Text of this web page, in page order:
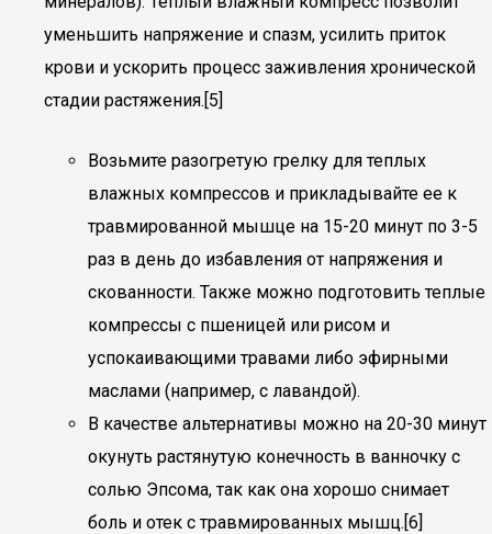
уменьшить напряжение и спазм, усилить приток
крови и ускорить процесс заживления хронической
стадии растяжения.[5]
Возьмите разогретую грелку для теплых
влажных компрессов и прикладывайте ее к
травмированной мышце на 15-20 минут по 3-5
раз в день до избавления от напряжения и
скованности. Также можно подготовить теплые
компрессы с пшеницей или рисом и
успокаивающими травами либо эфирными
маслами (например, с лавандой).
В качестве альтернативы можно на 20-30 минут
окунуть растянутую конечность в ванночку с
солью Эпсома, так как она хорошо снимает
боль и отек с травмированных мышц.[6]